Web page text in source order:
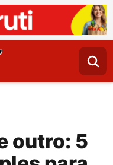
outro: 5